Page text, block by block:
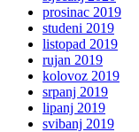
prosinac 2019
studeni 2019
listopad 2019
rujan 2019
kolovoz 2019
srpanj 2019
lipanj 2019
svibanj 2019